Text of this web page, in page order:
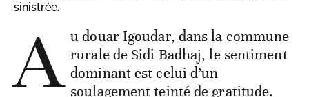
sinistrée.
A u douar Igoudar, dans la commune
rurale de Sidi Badhaj, le sentiment
dominant est celui d’un
soulagement teinté de gratitude.